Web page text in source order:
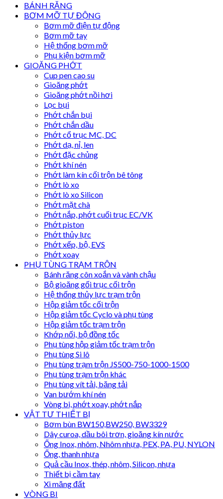
BÁNH RĂNG
BƠM MỠ TỰ ĐỘNG
Bơm mỡ điện tự động
Bơm mỡ tay
Hệ thống bơm mỡ
Phụ kiện bơm mỡ
GIOĂNG PHỚT
Cup pen cao su
Gioăng phớt
Gioăng phớt nồi hơi
Lọc bụi
Phớt chắn bụi
Phớt chắn dầu
Phớt cổ trục MC, DC
Phớt dạ, nỉ, len
Phớt đặc chủng
Phớt khí nén
Phớt làm kín cối trộn bê tông
Phớt lò xo
Phớt lò xo Silicon
Phớt mặt chà
Phớt nắp, phớt cuối trục EC/VK
Phớt piston
Phớt thủy lực
Phớt xếp, bộ, EVS
Phớt xoay
PHỤ TÙNG TRẠM TRỘN
Bánh răng côn xoắn và vành chậu
Bộ gioăng gối trục cối trộn
Hệ thống thủy lực trạm trộn
Hộp giảm tốc cối trộn
Hộp giảm tốc Cyclo và phụ tùng
Hộp giảm tốc trạm trộn
Khớp nối, bộ đồng tốc
Phụ tùng hộp giảm tốc trạm trộn
Phụ tùng Si lô
Phụ tùng trạm trộn JS500-750-1000-1500
Phụ tùng trạm trộn khác
Phụ tùng vít tải, băng tải
Van bướm khí nén
Vòng bi, phớt xoay, phớt nắp
VẬT TƯ THIẾT BỊ
Bơm bùn BW150,BW250, BW3329
Dây curoa, dầu bôi trơn, gioăng kín nước
Ống Inox, nhôm, Nhôm nhựa, PEX, PA, PU, NYLON
Ống, thanh nhựa
Quả cầu Inox, thép, nhôm, Silicon, nhựa
Thiết bị cầm tay
Xi măng đất
VÒNG BI